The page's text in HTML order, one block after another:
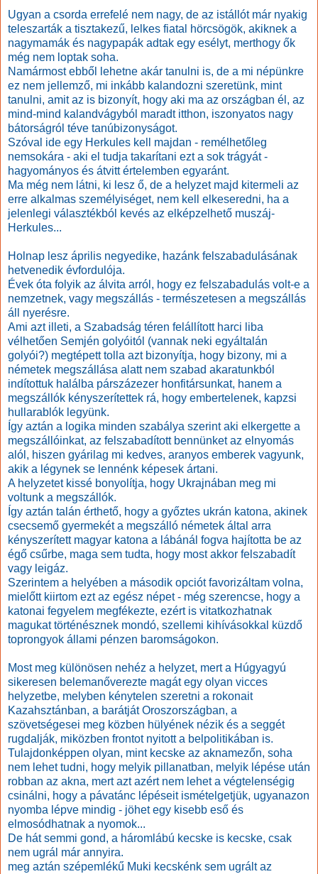
Ugyan a csorda errefelé nem nagy, de az istállót már nyakig
teleszarták a tisztakezű, lelkes fiatal hörcsögök, akiknek a
nagymamák és nagypapák adtak egy esélyt, merthogy ők
még nem loptak soha.
Namármost ebből lehetne akár tanulni is, de a mi népünkre
ez nem jellemző, mi inkább kalandozni szeretünk, mint
tanulni, amit az is bizonyít, hogy aki ma az országban él, az
mind-mind kalandvágyból maradt itthon, iszonyatos nagy
bátorságról téve tanúbizonyságot.
Szóval ide egy Herkules kell majdan - remélhetőleg
nemsokára - aki el tudja takarítani ezt a sok trágyát -
hagyományos és átvitt értelemben egyaránt.
Ma még nem látni, ki lesz ő, de a helyzet majd kitermeli az
erre alkalmas személyiséget, nem kell elkeseredni, ha a
jelenlegi választékból kevés az elképzelhető muszáj-
Herkules...
Holnap lesz április negyedike, hazánk felszabadulásának
hetvenedik évfordulója.
Évek óta folyik az álvita arról, hogy ez felszabadulás volt-e a
nemzetnek, vagy megszállás - természetesen a megszállás
áll nyerésre.
Ami azt illeti, a Szabadság téren felállított harci liba
vélhetően Semjén golyóitól (vannak neki egyáltalán
golyói?) megtépett tolla azt bizonyítja, hogy bizony, mi a
németek megszállása alatt nem szabad akaratunkból
indítottuk halálba párszázezer honfitársunkat, hanem a
megszállók kényszerítettek rá, hogy embertelenek, kapzsi
hullarablók legyünk.
Így aztán a logika minden szabálya szerint aki elkergette a
megszállóinkat, az felszabadított bennünket az elnyomás
alól, hiszen gyárilag mi kedves, aranyos emberek vagyunk,
akik a légynek se lennénk képesek ártani.
A helyzetet kissé bonyolítja, hogy Ukrajnában meg mi
voltunk a megszállók.
Így aztán talán érthető, hogy a győztes ukrán katona, akinek
csecsemő gyermekét a megszálló németek által arra
kényszerített magyar katona a lábánál fogva hajította be az
égő csűrbe, maga sem tudta, hogy most akkor felszabadít
vagy leigáz.
Szerintem a helyében a második opciót favorizáltam volna,
mielőtt kiirtom ezt az egész népet - még szerencse, hogy a
katonai fegyelem megfékezte, ezért is vitatkozhatnak
magukat történésznek mondó, szellemi kihívásokkal küzdő
toprongyok állami pénzen baromságokon.
Most meg különösen nehéz a helyzet, mert a Húgyagyú
sikeresen belemanőverezte magát egy olyan vicces
helyzetbe, melyben kénytelen szeretni a rokonait
Kazahsztánban, a barátját Oroszországban, a
szövetségesei meg közben hülyének nézik és a seggét
rugdalják, miközben frontot nyitott a belpolitikában is.
Tulajdonképpen olyan, mint kecske az aknamezőn, soha
nem lehet tudni, hogy melyik pillanatban, melyik lépése után
robban az akna, mert azt azért nem lehet a végtelenségig
csinálni, hogy a pávatánc lépéseit ismételgetjük, ugyanazon
nyomba lépve mindig - jöhet egy kisebb eső és
elmosódhatnak a nyomok...
De hát semmi gond, a háromlábú kecske is kecske, csak
nem ugrál már annyira.
meg aztán szépemlékű Muki kecskénk sem ugrált az